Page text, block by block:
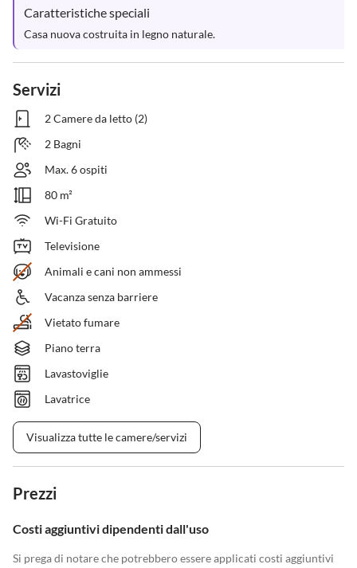
Caratteristiche speciali
Casa nuova costruita in legno naturale.
Servizi
2 Camere da letto (2)
2 Bagni
Max. 6 ospiti
80 m²
Wi-Fi Gratuito
Televisione
Animali e cani non ammessi
Vacanza senza barriere
Vietato fumare
Piano terra
Lavastoviglie
Lavatrice
Visualizza tutte le camere/servizi
Prezzi
Costi aggiuntivi dipendenti dall'uso
Si prega di notare che potrebbero essere applicati costi aggiuntivi